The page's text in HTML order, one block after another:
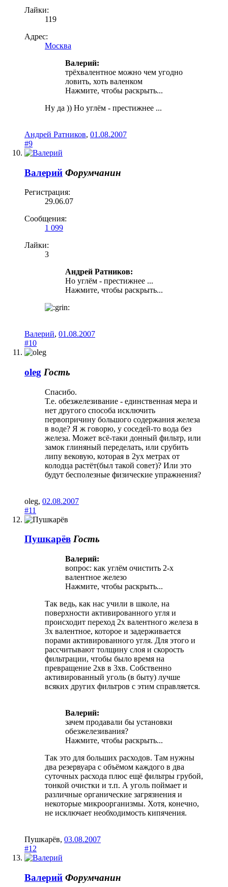
Лайки:
119
Адрес:
Москва
Валерий:
трёхвалентное можно чем угодно
ловить, хоть валенком
Нажмите, чтобы раскрыть...
Ну да )) Но углём - престижнее ...
Андрей Ратников, 01.08.2007
#9
Валерий Форумчанин
Регистрация:
29.06.07
Сообщения:
1 099
Лайки:
3
Андрей Ратников:
Но углём - престижнее ...
Нажмите, чтобы раскрыть...
Валерий, 01.08.2007
#10
oleg Гость
Спасибо.
Т.е. обезжелезивание - единственная мера и
нет другого способа исключить
первопричину большого содержания железа
в воде? Я ж говорю, у соседей-то вода без
железа. Может всё-таки донный фильтр, или
замок глиняный переделать, или срубить
липу вековую, которая в 2ух метрах от
колодца растёт(был такой совет)? Или это
будут бесполезные физические упражнения?
oleg, 02.08.2007
#11
Пушкарёв Гость
Валерий:
вопрос: как углём очистить 2-х
валентное железо
Нажмите, чтобы раскрыть...
Так ведь, как нас учили в школе, на
поверхности активированного угля и
происходит переход 2х валентного железа в
3х валентное, которое и задерживается
порами активированного угля. Для этого и
рассчитывают толщину слоя и скорость
фильтрации, чтобы было время на
превращение 2хв в 3хв. Собственно
активированный уголь (в быту) лучше
всяких других фильтров с этим справляется.
Валерий:
зачем продавали бы установки
обезжелезивания?
Нажмите, чтобы раскрыть...
Так это для больших расходов. Там нужны
два резервуара с объёмом каждого в два
суточных расхода плюс ещё фильтры грубой,
тонкой очистки и т.п. А уголь поймает и
различные органические загрязнения и
некоторые микроорганизмы. Хотя, конечно,
не исключает необходимость кипячения.
Пушкарёв, 03.08.2007
#12
Валерий Форумчанин